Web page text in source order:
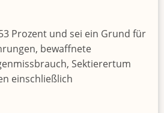
Prozent und sei ein Grund für
bewaffnete
Sektierertum
einschließlich